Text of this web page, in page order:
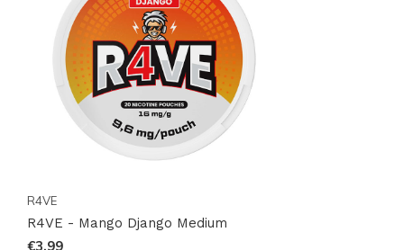
R4VE
R4VE - Mango Django Medium
€3,99